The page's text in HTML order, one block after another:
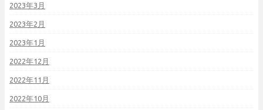
2023年3月
2023年2月
2023年1月
2022年12月
2022年11月
2022年10月